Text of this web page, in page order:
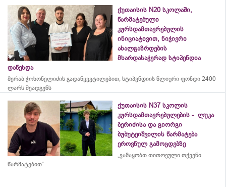
ქუთაისის N20 სკოლაში,
წარმატებული
კურსდამთავრებულის
ინიციატივით, ნიჭიერი
ახალგაზრდების
მხარდასაჭერად სტიპენდია
დაწესდა
მერაბ ჭოხონელიძის გადაწყვეტილებით, სტიპენდიის წლიური ფონდი 2400
ლარს შეადგენს
ქუთაისის N37 სკოლის
კურსდამთავრებულების - ლუკა
ბერიძისა და გიორგი
ბუბუტეიშვილის წარმატება
ეროვნულ გამოცდებზე
„ვამაყობთ თითოეული თქვენი
წარმატებით“